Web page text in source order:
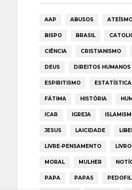
AAP ABUSOS
BISPO BRASIL
CIÊNCIA CRISTIANISMO
DEUS DIREITOS HUMANOS
ESPIRITISMO
FÁTIMA HISTÓRIA
ICAR IGREJA
JESUS LAICIDADE
LIVRE-PENSAMENTO LIVRO
MORAL MULHER
PAPA PAPAS